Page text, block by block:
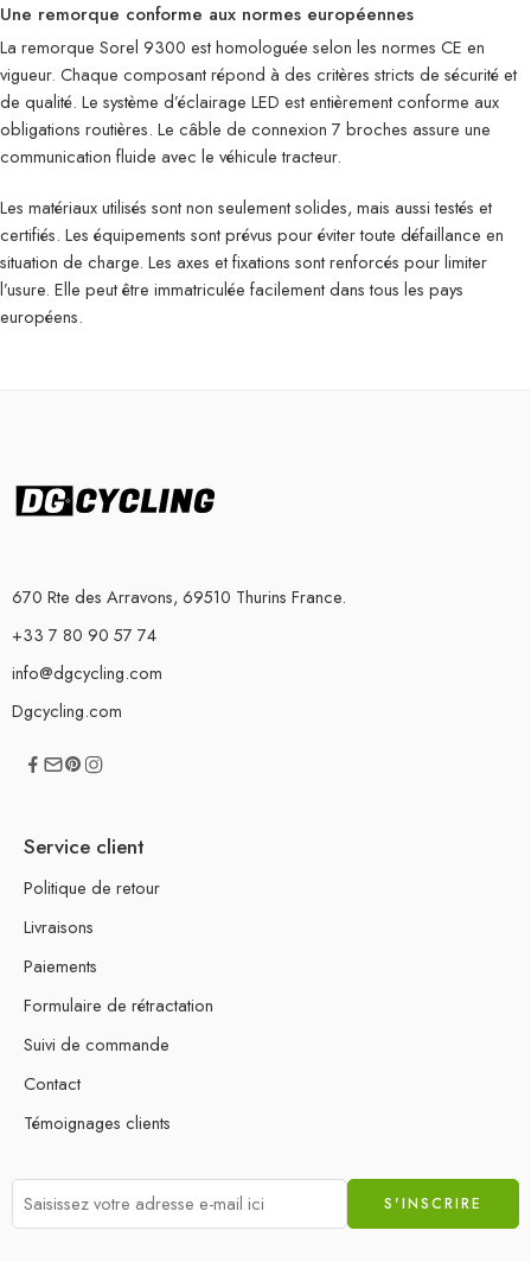
Une remorque conforme aux normes européennes
La remorque Sorel 9300 est homologuée selon les normes CE en
vigueur. Chaque composant répond à des critères stricts de sécurité et
de qualité. Le système d’éclairage LED est entièrement conforme aux
obligations routières. Le câble de connexion 7 broches assure une
communication fluide avec le véhicule tracteur.
Les matériaux utilisés sont non seulement solides, mais aussi testés et
certifiés. Les équipements sont prévus pour éviter toute défaillance en
situation de charge. Les axes et fixations sont renforcés pour limiter
l’usure. Elle peut être immatriculée facilement dans tous les pays
européens.
670 Rte des Arravons, 69510 Thurins France.
+33 7 80 90 57 74
info@dgcycling.com
Dgcycling.com
Service client
Politique de retour
Livraisons
Paiements
Formulaire de rétractation
Suivi de commande
Contact
Témoignages clients